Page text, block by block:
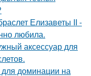
Елизаветы II -
любила.
аксессуар для
доминации на